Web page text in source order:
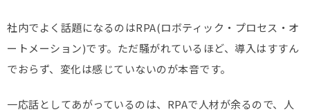
社内でよく話題になるのはRPA(ロボティック・プロセス・オ
ートメーション)です。ただ騒がれているほど、導入はすすん
でおらず、変化は感じていないのが本音です。
一応話としてあがっているのは、RPAで人材が余るので、人